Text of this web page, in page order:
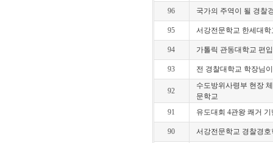
96
국가의 주역이 될 경찰
95 서강전문학교 한세대
94 가톨릭 관동대학교 편
93 전 경찰대학교 학장님
92
수도방위사령부 현장
문학교
91
유도대회 4관왕 쾌거
90 서강전문학교 경찰경